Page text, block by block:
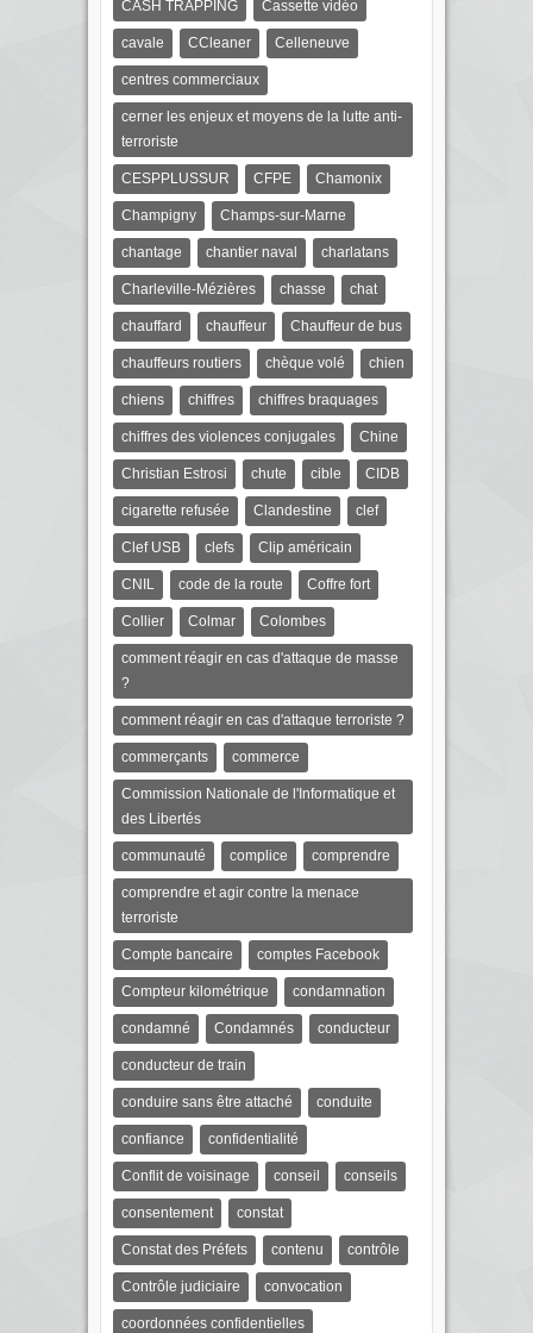
CASH TRAPPING Cassette vidéo
cavale CCleaner Celleneuve
centres commerciaux
cerner les enjeux et moyens de la lutte anti-
terroriste
CESPPLUSSUR CFPE Chamonix
Champigny Champs-sur-Marne
chantage chantier naval charlatans
Charleville-Mézières chasse chat
chauffard chauffeur Chauffeur de bus
chauffeurs routiers chèque volé chien
chiens chiffres chiffres braquages
chiffres des violences conjugales Chine
Christian Estrosi chute cible CIDB
cigarette refusée Clandestine clef
Clef USB clefs Clip américain
CNIL code de la route Coffre fort
Collier Colmar Colombes
comment réagir en cas d'attaque de masse
?
comment réagir en cas d'attaque terroriste ?
commerçants commerce
Commission Nationale de l'Informatique et
des Libertés
communauté complice comprendre
comprendre et agir contre la menace
terroriste
Compte bancaire comptes Facebook
Compteur kilométrique condamnation
condamné Condamnés conducteur
conducteur de train
conduire sans être attaché conduite
confiance confidentialité
Conflit de voisinage conseil conseils
consentement constat
Constat des Préfets contenu contrôle
Contrôle judiciaire convocation
coordonnées confidentielles